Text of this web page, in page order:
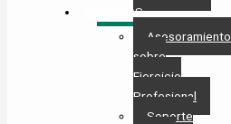
SERVICIOS
Asesoramiento
sobre
Ejercicio
Profesional
Soporte